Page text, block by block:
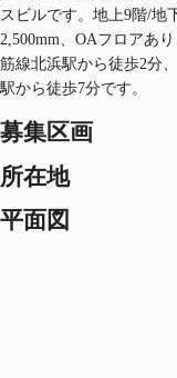
スビルです。地上9階/地
2,500mm、OAフロアあ
筋線北浜駅から徒歩2分
駅から徒歩7分です。
募集区画
所在地
平面図